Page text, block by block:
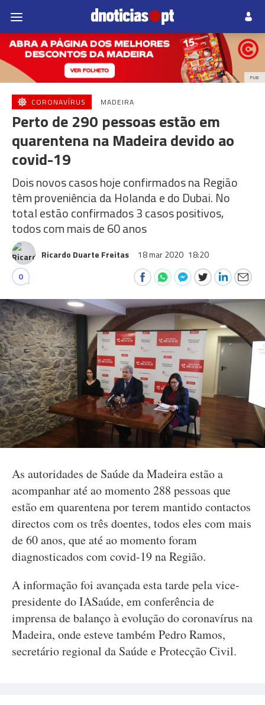
PUB
CORONAVÍRUS MADEIRA
Perto de 290 pessoas estão em
quarentena na Madeira devido ao
covid-19
Dois novos casos hoje confirmados na Região
têm proveniência da Holanda e do Dubai. No
total estão confirmados 3 casos positivos,
todos com mais de 60 anos
Ricardo Duarte Freitas 18 mar 2020 18:20
0
As autoridades de Saúde da Madeira estão a
acompanhar até ao momento 288 pessoas que
estão em quarentena por terem mantido contactos
directos com os três doentes, todos eles com mais
de 60 anos, que até ao momento foram
diagnosticados com covid-19 na Região.
A informação foi avançada esta tarde pela vice-
presidente do IASaúde, em conferência de
imprensa de balanço à evolução do coronavírus na
Madeira, onde esteve também Pedro Ramos,
secretário regional da Saúde e Protecção Civil.